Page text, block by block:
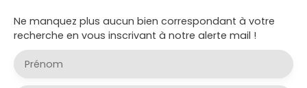
Ne manquez plus aucun bien correspondant à votre
recherche en vous inscrivant à notre alerte mail !
Prénom